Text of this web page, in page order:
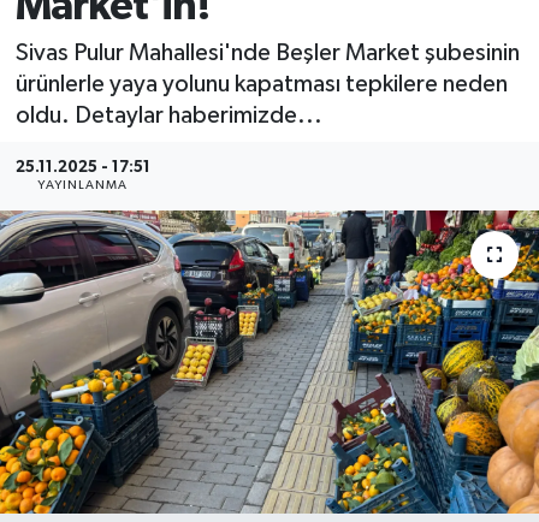
Sivas Pulur Mahallesi'nde Beşler Market şubesinin
ürünlerle yaya yolunu kapatması tepkilere neden
oldu. Detaylar haberimizde...
25.11.2025 - 17:51
YAYINLANMA
MAGAZİN
ÖZEL HABER
RESMİ İLANLAR
SAĞLIK
SİYASET
SOSYAL YARDIMLAR
SPONSORLU YAZI
SPOR